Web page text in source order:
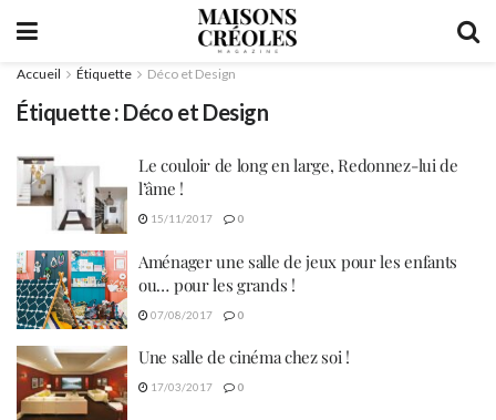
Accueil Étiquette Déco et Design
Étiquette : Déco et Design
Le couloir de long en large, Redonnez-lui de
l’âme !
15/11/2017 0
Aménager une salle de jeux pour les enfants
ou… pour les grands !
07/08/2017 0
Une salle de cinéma chez soi !
17/03/2017 0